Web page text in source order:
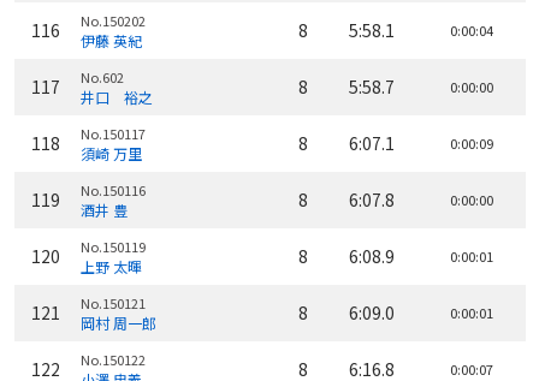
116 No.150202
伊藤 英紀 8 5:58.1 0:00:04
117 No.602
井口 裕之 8 5:58.7 0:00:00
118 No.150117
須崎 万里 8 6:07.1 0:00:09
119 No.150116
酒井 豊 8 6:07.8 0:00:00
120 No.150119
上野 太暉 8 6:08.9 0:00:01
121 No.150121
岡村 周一郎 8 6:09.0 0:00:01
122 No.150122 8 6:16.8 0:00:07